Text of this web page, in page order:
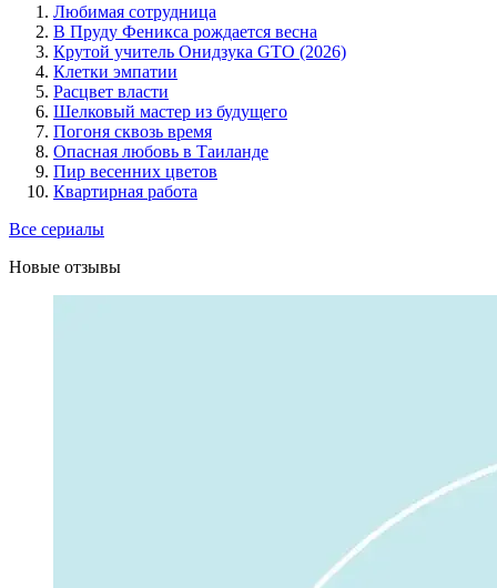
Любимая сотрудница
В Пруду Феникса рождается весна
Крутой учитель Онидзука GTO (2026)
Клетки эмпатии
Расцвет власти
Шелковый мастер из будущего
Погоня сквозь время
Опасная любовь в Таиланде
Пир весенних цветов
Квартирная работа
Все сериалы
Новые отзывы